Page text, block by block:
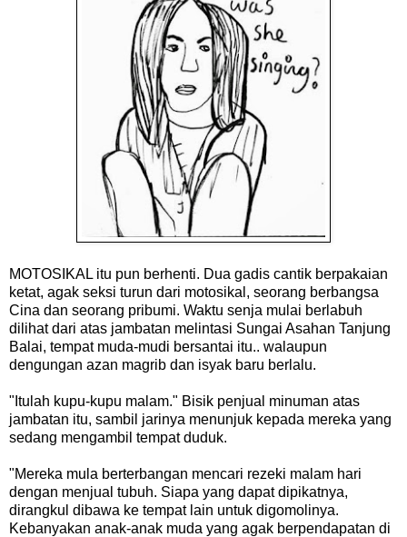
MOTOSIKAL itu pun berhenti. Dua gadis cantik berpakaian
ketat, agak seksi turun dari motosikal, seorang berbangsa
Cina dan seorang pribumi. Waktu senja mulai berlabuh
dilihat dari atas jambatan melintasi Sungai Asahan Tanjung
Balai, tempat muda-mudi bersantai itu.. walaupun
dengungan azan magrib dan isyak baru berlalu.
"Itulah kupu-kupu malam." Bisik penjual minuman atas
jambatan itu, sambil jarinya menunjuk kepada mereka yang
sedang mengambil tempat duduk.
"Mereka mula berterbangan mencari rezeki malam hari
dengan menjual tubuh. Siapa yang dapat dipikatnya,
dirangkul dibawa ke tempat lain untuk digomolinya.
Kebanyakan anak-anak muda yang agak berpendapatan di